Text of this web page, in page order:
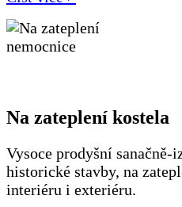
Na zateplení kostela
Vysoce prodyšní
historické stavby, na
interiéru i exteriéru.